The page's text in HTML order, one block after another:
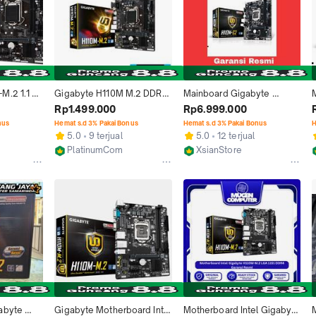
1.1
1151
Gigabyte H110M M.2 DDR4
LGA 1151 Mainboard
Motherboard
Rp1.499.000
Hemat s.d 3% Pakai Bonus
5.0
9 terjual
PlatinumCom
Mainboard Gigabyte
H110M-S2 LGA 1151 DDR4 -
Segel Box
Rp6.999.000
Hemat s.d 3% Pakai Bonus
5.0
12 terjual
XsianStore
Gigabyte Motherboard Intel
Motherboard Intel Gigabyte